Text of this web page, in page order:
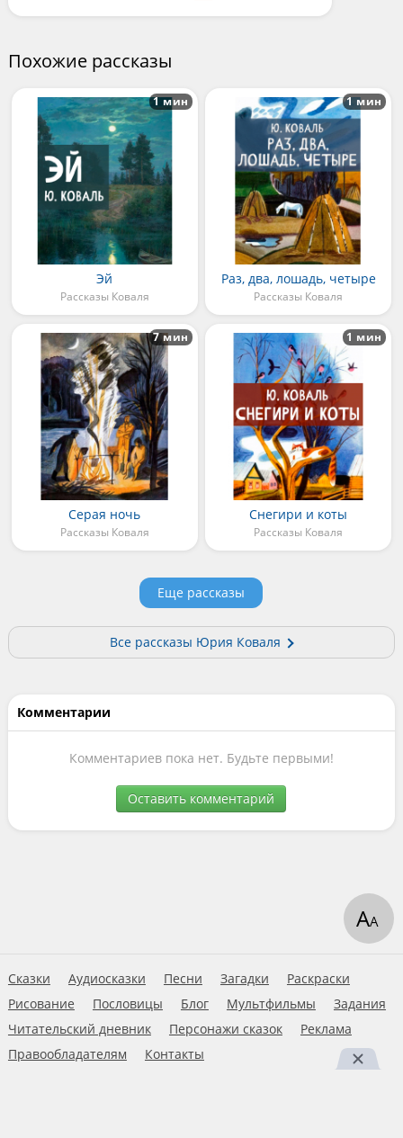
Похожие рассказы
Эй
Рассказы Коваля
1 мин
Раз, два, лошадь, четыре
Рассказы Коваля
1 мин
Серая ночь
Рассказы Коваля
7 мин
Снегири и коты
Рассказы Коваля
1 мин
Еще рассказы
Все рассказы Юрия Коваля
Комментарии
Комментариев пока нет. Будьте первыми!
Оставить комментарий
Сказки Аудиосказки Песни Загадки
Раскраски
Рисование
Пословицы Блог Мультфильмы
Задания
Читательский дневник
Персонажи сказок
Реклама
Правообладателям
Контакты
АА